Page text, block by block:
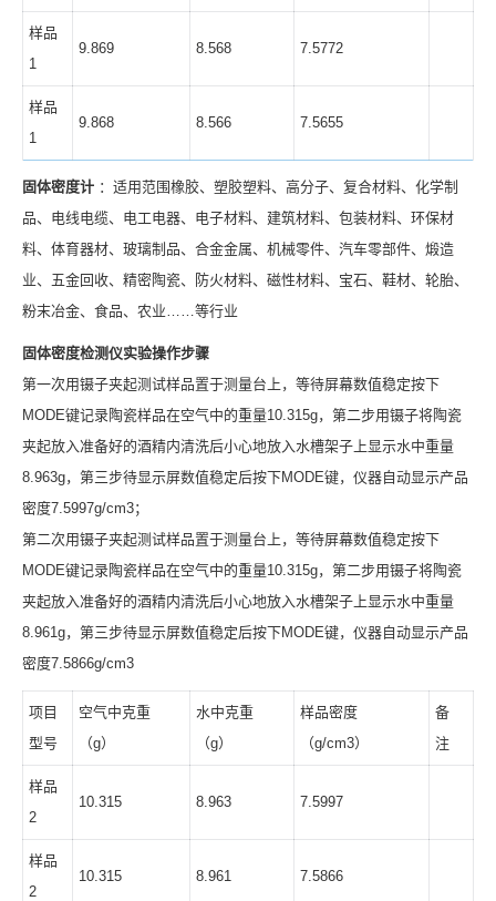
样品
1
9.869 8.568 7.5772
样品
1
9.868 8.566 7.5655
固体密度计 ：适用范围橡胶、塑胶塑料、高分子、复合材料、化学制
品、电线电缆、电工电器、电子材料、建筑材料、包装材料、环保材
料、体育器材、玻璃制品、合金金属、机械零件、汽车零部件、煅造
业、五金回收、精密陶瓷、防火材料、磁性材料、宝石、鞋材、轮胎、
粉末冶金、食品、农业……等行业
固体密度检测仪实验操作步骤
第一次用镊子夹起测试样品置于测量台上，等待屏幕数值稳定按下
MODE键记录陶瓷样品在空气中的重量10.315g，第二步用镊子将陶瓷
夹起放入准备好的酒精内清洗后小心地放入水槽架子上显示水中重量
8.963g，第三步待显示屏数值稳定后按下MODE键，仪器自动显示产品
密度7.5997g/cm3；
第二次用镊子夹起测试样品置于测量台上，等待屏幕数值稳定按下
MODE键记录陶瓷样品在空气中的重量10.315g，第二步用镊子将陶瓷
夹起放入准备好的酒精内清洗后小心地放入水槽架子上显示水中重量
8.961g，第三步待显示屏数值稳定后按下MODE键，仪器自动显示产品
密度7.5866g/cm3
项目
型号
空气中克重
（g）
水中克重
（g）
样品密度
（g/cm3）
备
注
样品
2
10.315 8.963 7.5997
样品
2
10.315 8.961 7.5866